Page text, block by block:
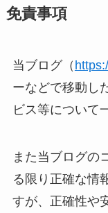
免責事項
当ブログ（
ーなどで移動し
ビス等について
また当ブログの
る限り正確な情
すが、正確性や